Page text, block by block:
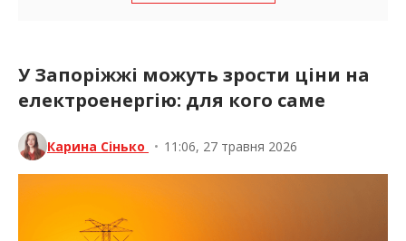
У Запоріжжі можуть зрости ціни на
електроенергію: для кого саме
Карина Сінько • 11:06, 27 травня 2026